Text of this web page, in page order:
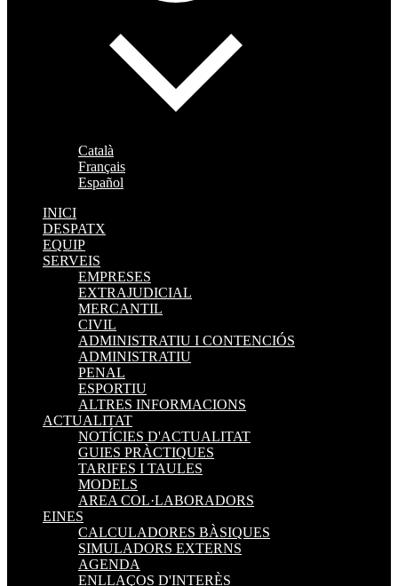
Català
Français
Español
INICI
DESPATX
EQUIP
SERVEIS
EMPRESES
EXTRAJUDICIAL
MERCANTIL
CIVIL
ADMINISTRATIU I CONTENCIÓS
ADMINISTRATIU
PENAL
ESPORTIU
ALTRES INFORMACIONS
ACTUALITAT
NOTÍCIES D'ACTUALITAT
GUIES PRÀCTIQUES
TARIFES I TAULES
MODELS
AREA COL·LABORADORS
EINES
CALCULADORES BÀSIQUES
SIMULADORS EXTERNS
AGENDA
ENLLAÇOS D'INTERÈS